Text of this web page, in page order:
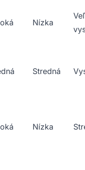
Nízka
Stredná
Nízka